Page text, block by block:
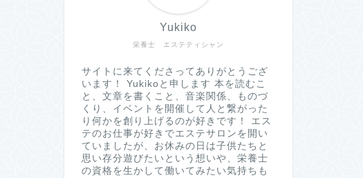
栄養士 エステティシャン
Yukiko
サイトに来てくださってありがとうござ
います！ Yukikoと申します 本を読むこ
と、文章を書くこと、音楽関係、ものづ
くり、イベントを開催して人と繋がった
り何かを創り上げるのが好きです！ エス
テのお仕事が好きでエステサロンを開い
ていましたが、お休みの日は子供たちと
思い存分遊びたいという想いや、栄養士
の資格を生かして働いてみたい気持ちも